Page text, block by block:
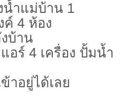
น้ำแม่บ้าน 1
ค์ 4 ห้อง
บ้าน
อร์ 4 เครื่อง ปั้มน้ำ
าอยู่ได้เลย